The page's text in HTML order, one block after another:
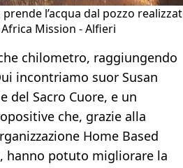
l’acqua dal pozzo
Mission - Alfieri
chilometro, raggiungendo
incontriamo suor Susan
del Sacro Cuore, e un
che, grazie alla
Home Based
hanno potuto migliorare la